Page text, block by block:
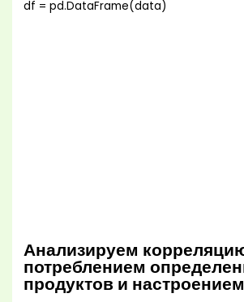
df = pd.DataFrame(data)
Анализируем
потреблением
продуктов и настроением